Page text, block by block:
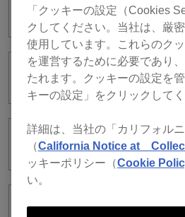
リクエストカタログとは何
CoBeatとは何ですか？
CoBeatの対応DJ機器は何で
DJ機器でApple Musicにロ
「クッキーの設定（Cookies
クしてください。当社は、厳
使用しています。これらのク
を運営するために必要であり
たれます。クッキーの設定を
キーの設定」をクリックしてく
詳細は、当社の「カリフォル
（California Notice at
ッキーポリシー（Cookie
い。